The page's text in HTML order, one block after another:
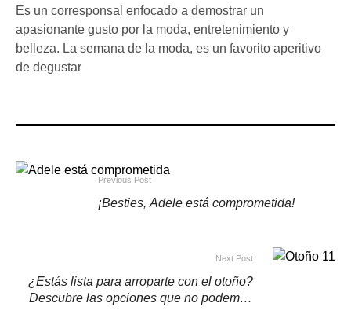
Es un corresponsal enfocado a demostrar un
apasionante gusto por la moda, entretenimiento y
belleza. La semana de la moda, es un favorito aperitivo
de degustar
Previous Post
¡Besties, Adele está comprometida!
Next Post
¿Estás lista para arroparte con el otoño?
Descubre las opciones que no podemos